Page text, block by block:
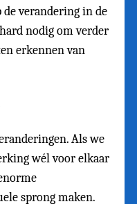
verandering in de
nodig om verder
erkennen van
Als we
wél voor elkaar
sprong maken.